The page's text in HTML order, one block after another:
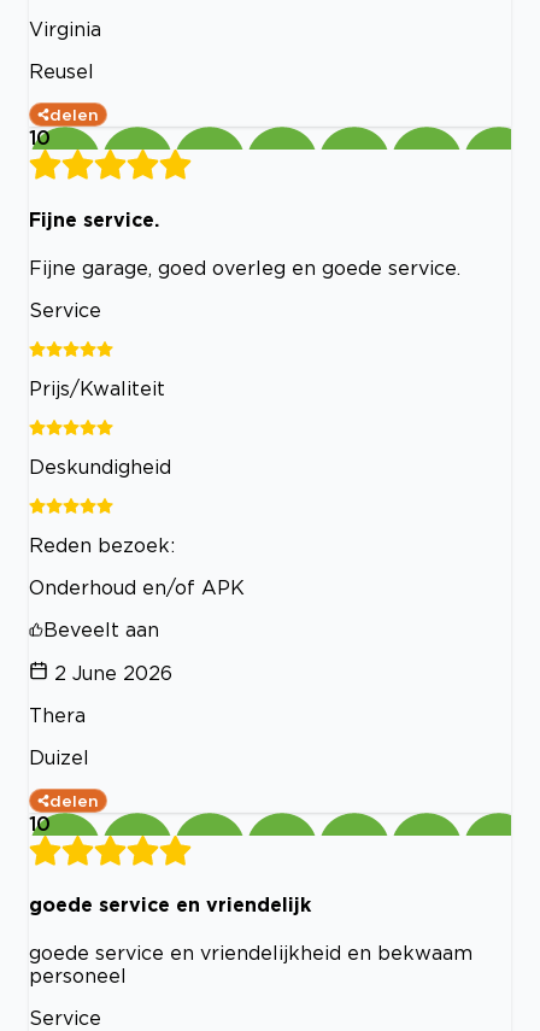
Virginia
Reusel
delen
10
Fijne service.
Fijne garage, goed overleg en goede service.
Service
Prijs/Kwaliteit
Deskundigheid
Reden bezoek:
Onderhoud en/of APK
Beveelt aan
2 June 2026
Thera
Duizel
delen
10
goede service en vriendelijk
goede service en vriendelijkheid en bekwaam
personeel
Service